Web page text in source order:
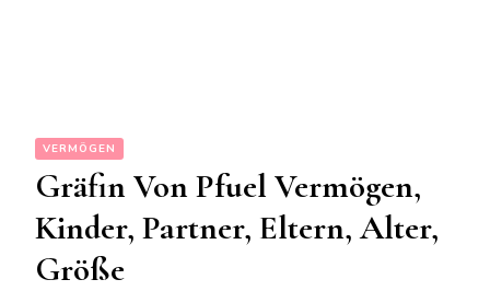
VERMÖGEN
Gräfin Von Pfuel Vermögen,
Kinder, Partner, Eltern, Alter,
Größe